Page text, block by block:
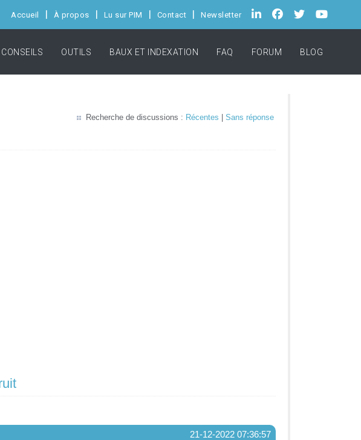
Accueil À propos Lu sur PIM Contact Newsletter
CONSEILS OUTILS BAUX ET INDEXATION FAQ FORUM BLOG
Recherche de discussions : Récentes Sans réponse
21-12-2022 07:36:57